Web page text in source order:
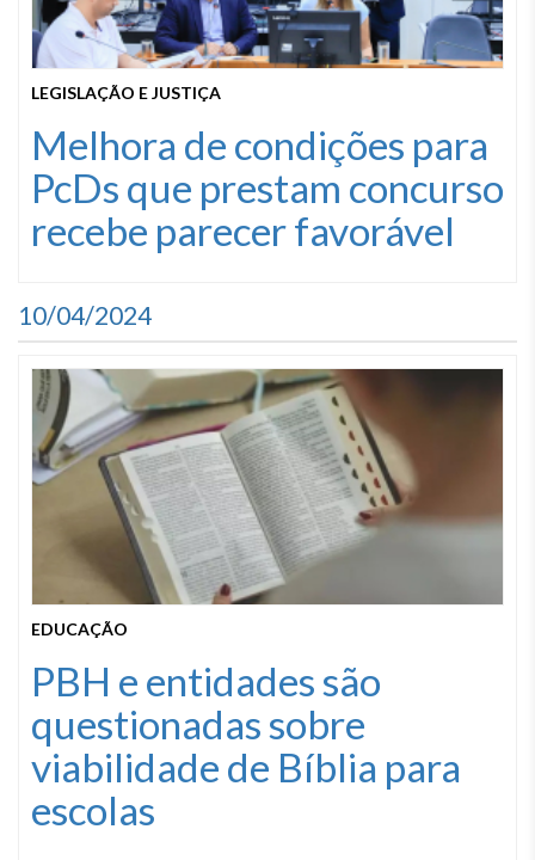
LEGISLAÇÃO E JUSTIÇA
Melhora de condições para
PcDs que prestam concurso
recebe parecer favorável
10/04/2024
EDUCAÇÃO
PBH e entidades são
questionadas sobre
viabilidade de Bíblia para
escolas